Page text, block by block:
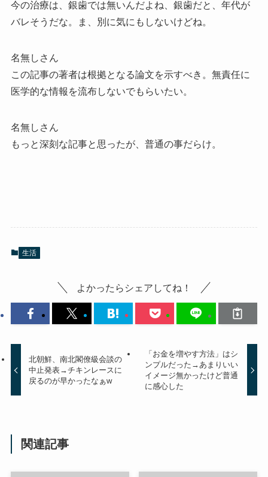
今の治療は、銀歯では無いんだよね、銀歯だと、年代が
バレそうだな。ま、別に気にもしないけどね。
名無しさん
この記事の著者は根拠となる論文を示すべき。無責任に
医学的な情報を流布しないでもらいたい。
名無しさん
もっと深刻な記事と思ったが、普通の事だらけ。
生活
よかったらシェアしてね！
北朝鮮、南北閣僚級会談の
中止発表→チキンレースに
戻るのが早かったなぁw
「お金を増やす方法」はシ
ンプルだった→あまりいい
イメージ無かったけど普通
に感心した
関連記事